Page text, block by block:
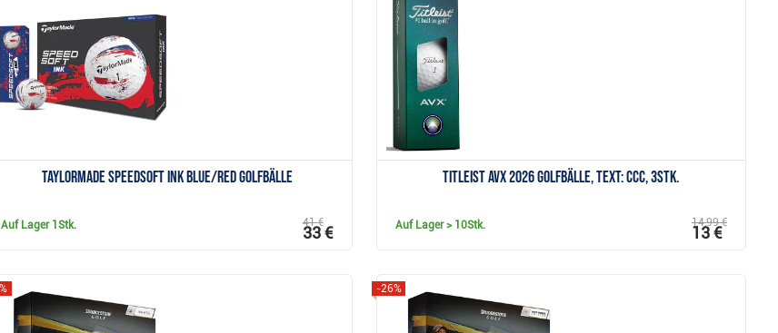
TaylorMade SpeedSoft Ink Blue/Red Golfbälle
Auf Lager 1Stk. 41 €
33 €
Anzeigen
Titleist AVX 2026 Golfbälle, Text: CCC, 3Stk.
Auf Lager> 10Stk. 14,99 €
13 €
Anzeigen
-26%
Anzeigen